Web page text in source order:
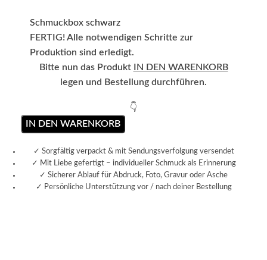
Schmuckbox schwarz
FERTIG! Alle notwendigen Schritte zur
Produktion sind erledigt.
Bitte nun das Produkt IN DEN WARENKORB
legen und Bestellung durchführen.
👇
IN DEN WARENKORB
✓ Sorgfältig verpackt & mit Sendungsverfolgung versendet
✓ Mit Liebe gefertigt – individueller Schmuck als Erinnerung
✓ Sicherer Ablauf für Abdruck, Foto, Gravur oder Asche
✓ Persönliche Unterstützung vor / nach deiner Bestellung